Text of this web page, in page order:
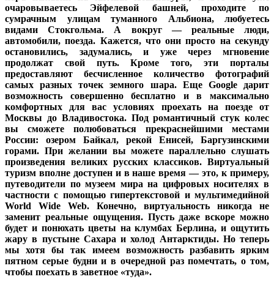
очаровываетесь Эйфелевой башней, проходите по
сумрачным улицам туманного Альбиона, любуетесь
видами Стокгольма. А вокруг — реальные люди,
автомобили, поезда. Кажется, что они просто на секунду
остановились, задумались, и уже через мгновение
продолжат свой путь. Кроме того, эти порталы
предоставляют бесчисленное количество фотографий
самых разных точек земного шара. Еще Google дарит
возможность совершенно бесплатно и в максимально
комфортных для вас условиях проехать на поезде от
Москвы до Владивостока. Под романтичный стук колес
вы сможете полюбоваться прекраснейшими местами
России: озером Байкал, рекой Енисей, Баргузинскими
горами. При желании вы можете параллельно слушать
произведения великих русских классиков. Виртуальный
туризм вполне доступен и в наше время — это, к примеру,
путеводители по музеем мира на цифровых носителях в
частности с помощью гипертекстовой и мультимедийной
World Wide Web. Конечно, виртуальность никогда не
заменит реальные ощущения. Пусть даже вскоре можно
будет и понюхать цветы на клумбах Берлина, и ощутить
жару в пустыне Сахара и холод Антарктиды. Но теперь
мы хотя бы так имеем возможность разбавить ярким
пятном серые будни и в очередной раз помечтать, о том,
чтобы поехать в заветное «туда».